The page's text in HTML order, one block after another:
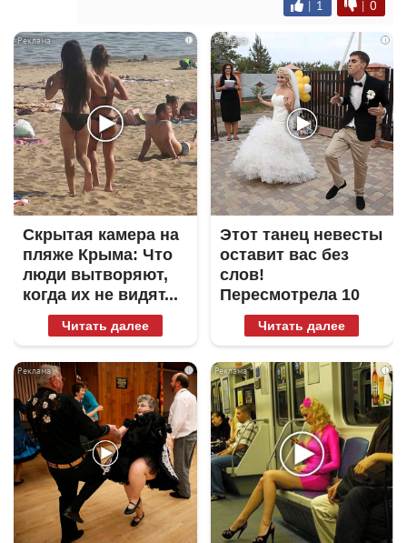
| 1 | 0
i
Скрытая камера на
пляже Крыма: Что
люди вытворяют,
когда их не видят...
Читать далее
i
Этот танец невесты
оставит вас без
слов!
Пересмотрела 10
раз
Читать далее
i i